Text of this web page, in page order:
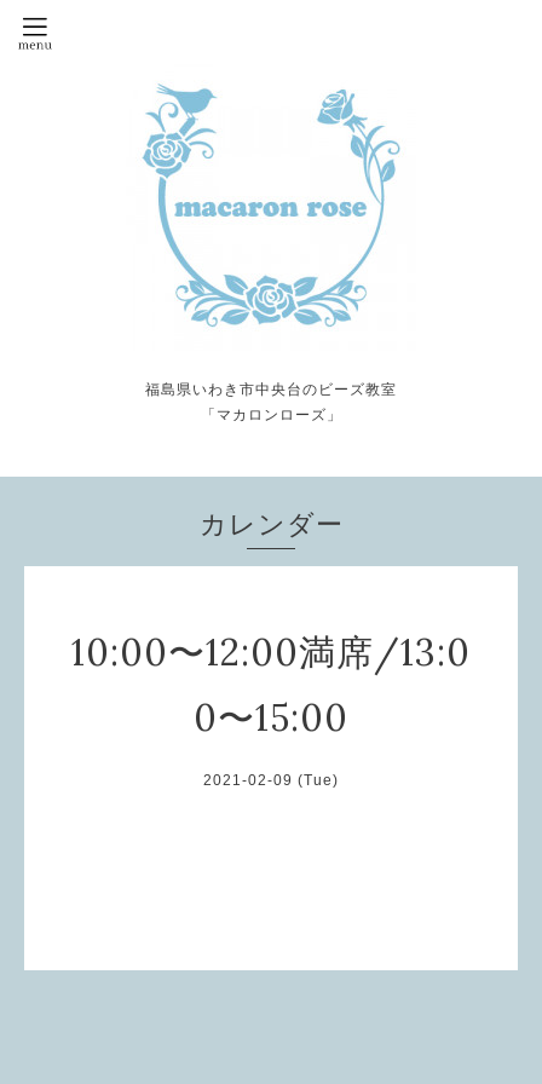
福島県いわき市中央台のビーズ教室
「マカロンローズ」
カレンダー
10:00〜12:00満席/13:0
0〜15:00
2021-02-09 (Tue)